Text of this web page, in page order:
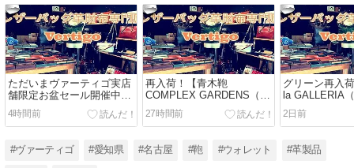
ただいまヴァーティゴ実店
舗限定お盆セール開催中！
レジにて全品11%OFFで
す！（2026年8月16日ま
で）
4時間前
再入荷！【青木鞄
COMPLEX GARDENS（コ
ンプレックスガーデンズ）
伎芸/ギゲイ】牛革/バング
ラキップオールブラックレ
ザーショルダーバッグ※持
ち手付き・縦横兼用
27時間前
グリーン再入
la GALLERIA
ア）Arrosto/
クローム鞣し
調&パラフィン
革・ツートー
ー二つ折り財
2日前
#ヴァーティゴ #愛知県 #名古屋 #鞄 #ウォレット #革製品